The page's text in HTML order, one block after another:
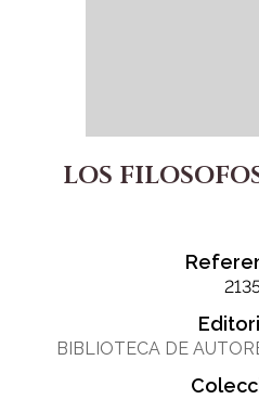
LOS
BIBLIOTECA DE